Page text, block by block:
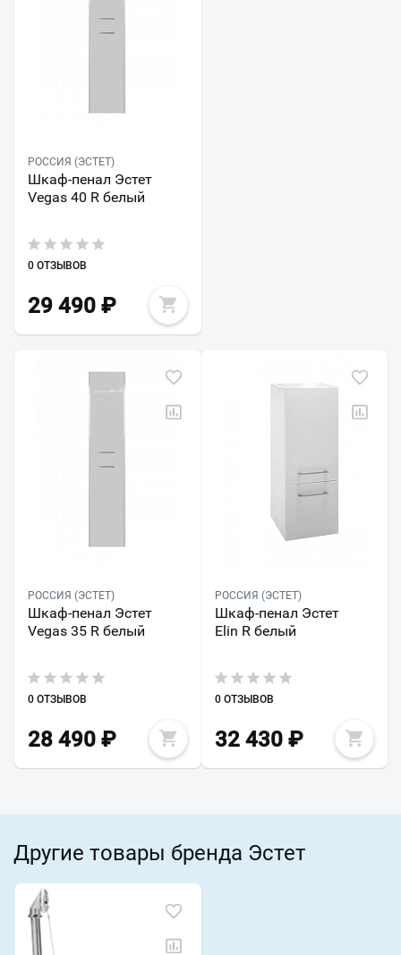
РОССИЯ (ЭСТЕТ)
Шкаф-пенал Эстет
Vegas 40 R белый
0 ОТЗЫВОВ
29 490 ₽
РОССИЯ (ЭСТЕТ)
Шкаф-пенал Эстет
Vegas 35 R белый
0 ОТЗЫВОВ
28 490 ₽
РОССИЯ (ЭСТЕТ)
Шкаф-пенал Эстет
Elin R белый
0 ОТЗЫВОВ
32 430₽
Другие товары бренда Эстет